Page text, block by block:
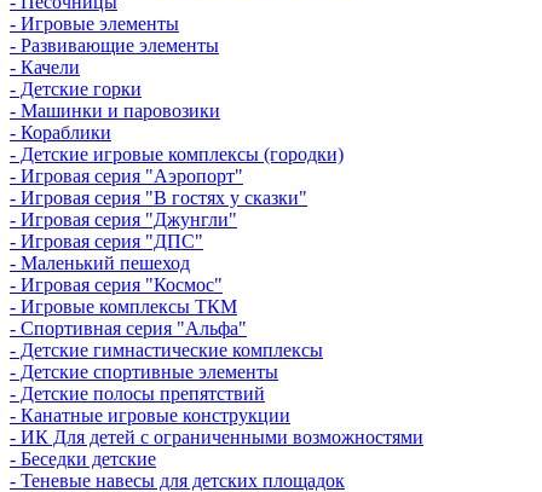
- Игровые элементы
- Развивающие элементы
- Качели
- Детские горки
- Машинки и паровозики
- Кораблики
- Детские игровые комплексы (городки)
- Игровая серия "Аэропорт"
- Игровая серия "В гостях у сказки"
- Игровая серия "Джунгли"
- Игровая серия "ДПС"
- Маленький пешеход
- Игровая серия "Космос"
- Игровые комплексы ТКМ
- Спортивная серия "Альфа"
- Детские гимнастические комплексы
- Детские спортивные элементы
- Детские полосы препятствий
- Канатные игровые конструкции
- ИК Для детей с ограниченными возможностями
- Беседки детские
- Теневые навесы для детских площадок